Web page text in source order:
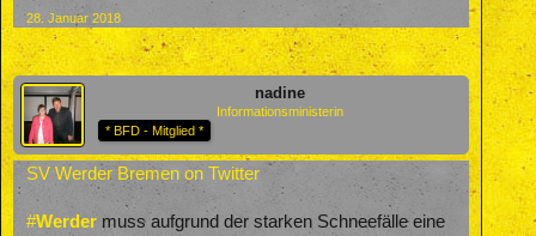
28. Januar 2018
nadine
Informationsministerin
* BFD - Mitglied *
SV Werder Bremen on Twitter
#Werder muss aufgrund der starken Schneefälle eine